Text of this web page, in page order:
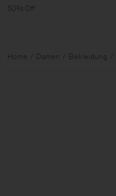
50% Off
Home Damen Bekleidung